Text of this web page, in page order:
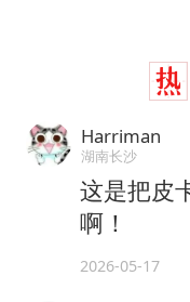
Harriman
湖南长沙
这是把皮
啊！
2026-05-17